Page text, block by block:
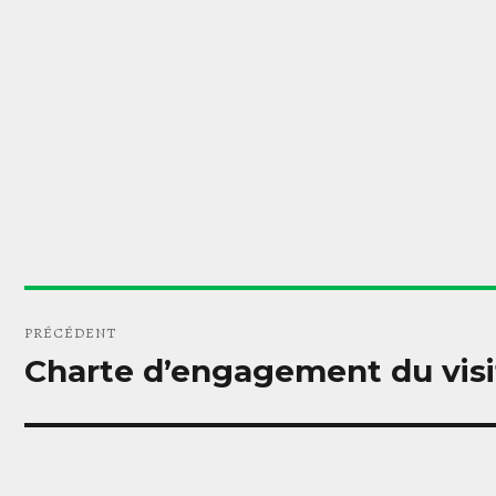
de
PRÉCÉDENT
Article
Charte d’engagement du